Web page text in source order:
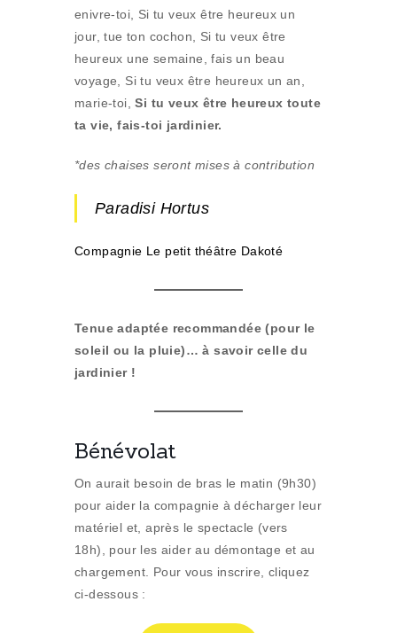
enivre-toi, Si tu veux être heureux un
jour, tue ton cochon, Si tu veux être
heureux une semaine, fais un beau
voyage, Si tu veux être heureux un an,
marie-toi,Si tu veux être heureux toute
ta vie, fais-toi jardinier.
*des chaises seront mises à contribution
Paradisi Hortus
Compagnie Le petit théâtre Dakoté
Tenue adaptée recommandée (pour le
soleil ou la pluie)… à savoir celle du
jardinier !
Bénévolat
On aurait besoin de bras le matin (9h30)
pour aider la compagnie à décharger leur
matériel et, après le spectacle (vers
18h), pour les aider au démontage et au
chargement. Pour vous inscrire, cliquez
ci-dessous :